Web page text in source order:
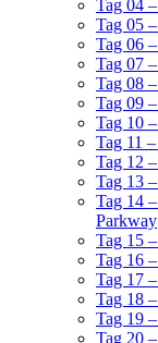
Tag 04
Tag 05
Tag 06
Tag 07
Tag 08
Tag 09
Tag 10
Tag 11
Tag 12
Tag 13
Tag 14
Parkway
Tag 15
Tag 16
Tag 17
Tag 18
Tag 19
Tag 20